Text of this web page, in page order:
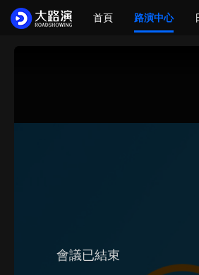
首頁 路演中心
會議已結束